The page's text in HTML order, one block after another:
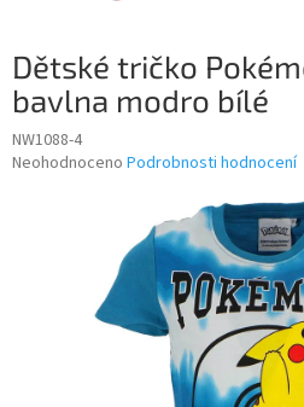
Dětské tričko
bavlna modro bílé
NW1088-4
Průměrné
Neohodnoceno Podrobnosti hodnocení